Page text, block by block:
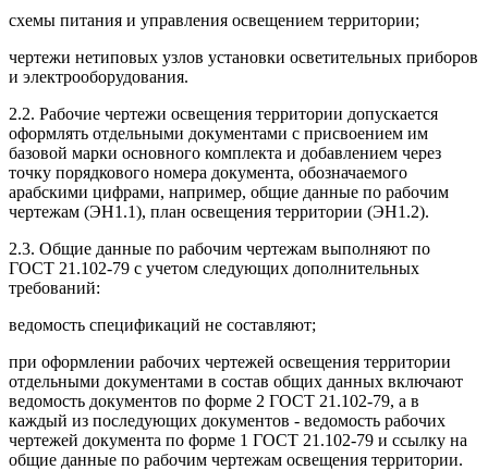
схемы питания и управления освещением территории;
чертежи нетиповых узлов установки осветительных приборов
и электрооборудования.
2.2. Рабочие чертежи освещения территории допускается
оформлять отдельными документами с присвоением им
базовой марки основного комплекта и добавлением через
точку порядкового номера документа, обозначаемого
арабскими цифрами, например, общие данные по рабочим
чертежам (ЭН1.1), план освещения территории (ЭН1.2).
2.3. Общие данные по рабочим чертежам выполняют по
ГОСТ 21.102-79 с учетом следующих дополнительных
требований:
ведомость спецификаций не составляют;
при оформлении рабочих чертежей освещения территории
отдельными документами в состав общих данных включают
ведомость документов по форме 2 ГОСТ 21.102-79, а в
каждый из последующих документов - ведомость рабочих
чертежей документа по форме 1 ГОСТ 21.102-79 и ссылку на
общие данные по рабочим чертежам освещения территории.